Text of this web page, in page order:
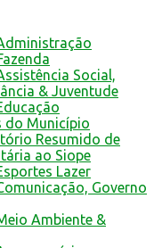
Social,
& Juventude
do Município
Resumido de
ao Siope
Lazer
Governo
Ambiente &